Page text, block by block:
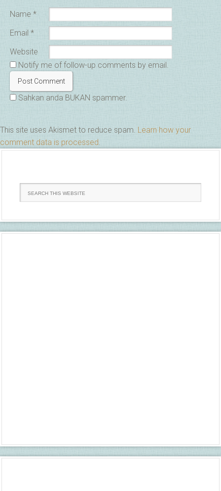
Name *
Email *
Website
Notify me of follow-up comments by email.
Sahkan anda BUKAN spammer.
This site uses Akismet to reduce spam. Learn how your
comment data is processed.